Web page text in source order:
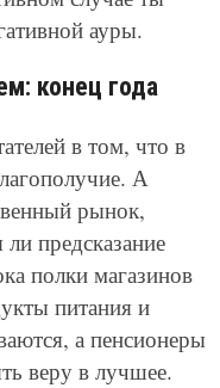
ауры.
конец года
в том, что в
А
рынок,
предсказание
полки магазинов
питания и
а пенсионеры
веру в лучшее.